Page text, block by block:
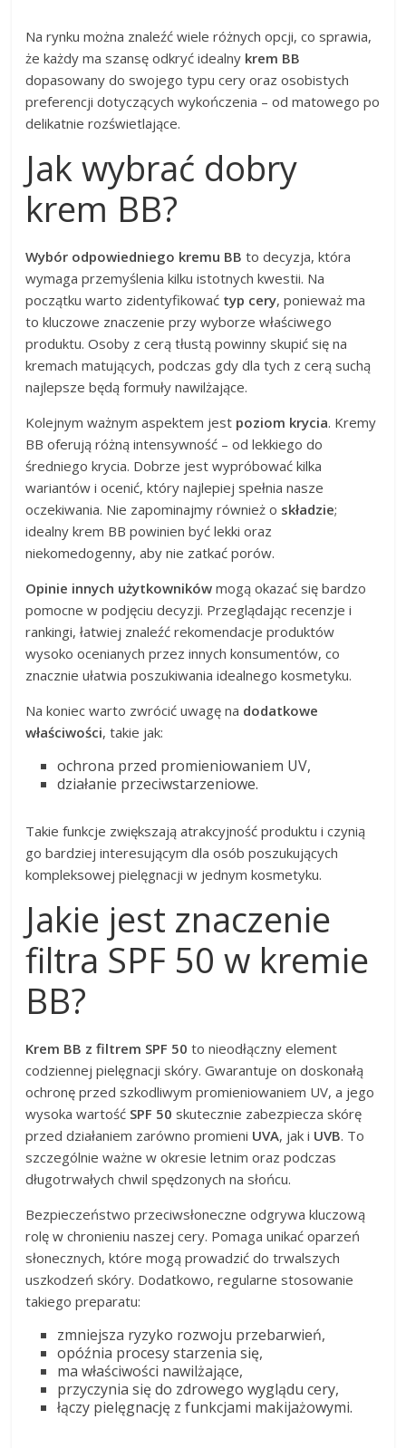
Na rynku można znaleźć wiele różnych opcji, co sprawia,
że każdy ma szansę odkryć idealny krem BB
dopasowany do swojego typu cery oraz osobistych
preferencji dotyczących wykończenia – od matowego po
delikatnie rozświetlające.
Jak wybrać dobry
krem BB?
Wybór odpowiedniego kremu BB to decyzja, która
wymaga przemyślenia kilku istotnych kwestii. Na
początku warto zidentyfikować typ cery, ponieważ ma
to kluczowe znaczenie przy wyborze właściwego
produktu. Osoby z cerą tłustą powinny skupić się na
kremach matujących, podczas gdy dla tych z cerą suchą
najlepsze będą formuły nawilżające.
Kolejnym ważnym aspektem jest poziom krycia. Kremy
BB oferują różną intensywność – od lekkiego do
średniego krycia. Dobrze jest wypróbować kilka
wariantów i ocenić, który najlepiej spełnia nasze
oczekiwania. Nie zapominajmy również o składzie;
idealny krem BB powinien być lekki oraz
niekomedogenny, aby nie zatkać porów.
Opinie innych użytkowników mogą okazać się bardzo
pomocne w podjęciu decyzji. Przeglądając recenzje i
rankingi, łatwiej znaleźć rekomendacje produktów
wysoko ocenianych przez innych konsumentów, co
znacznie ułatwia poszukiwania idealnego kosmetyku.
Na koniec warto zwrócić uwagę na dodatkowe
właściwości, takie jak:
ochrona przed promieniowaniem UV,
działanie przeciwstarzeniowe.
Takie funkcje zwiększają atrakcyjność produktu i czynią
go bardziej interesującym dla osób poszukujących
kompleksowej pielęgnacji w jednym kosmetyku.
Jakie jest znaczenie
filtra SPF 50 w kremie
BB?
Krem BB z filtrem SPF 50 to nieodłączny element
codziennej pielęgnacji skóry. Gwarantuje on doskonałą
ochronę przed szkodliwym promieniowaniem UV, a jego
wysoka wartość SPF 50 skutecznie zabezpiecza skórę
przed działaniem zarówno promieni UVA, jak i UVB. To
szczególnie ważne w okresie letnim oraz podczas
długotrwałych chwil spędzonych na słońcu.
Bezpieczeństwo przeciwsłoneczne odgrywa kluczową
rolę w chronieniu naszej cery. Pomaga unikać oparzeń
słonecznych, które mogą prowadzić do trwalszych
uszkodzeń skóry. Dodatkowo, regularne stosowanie
takiego preparatu:
zmniejsza ryzyko rozwoju przebarwień,
opóźnia procesy starzenia się,
ma właściwości nawilżające,
przyczynia się do zdrowego wyglądu cery,
łączy pielęgnację z funkcjami makijażowymi.